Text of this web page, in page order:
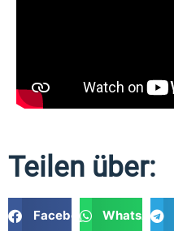
Teilen über:
Facebook WhatsApp